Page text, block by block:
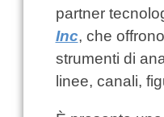
partner
Inc, che
strumenti di
linee, canali,